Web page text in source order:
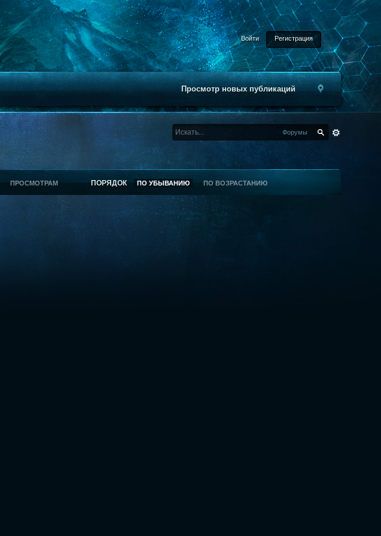
Войти Регистрация
Просмотр новых публикаций
Форумы
ПРОСМОТРАМ ПОРЯДОК ПО УБЫВАНИЮ ПО ВОЗРАСТАНИЮ